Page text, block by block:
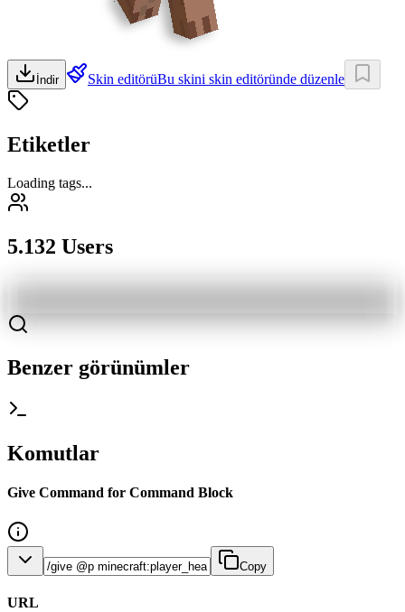
İndir Skin editörüBu skini skin editöründe düzenle
Etiketler
Loading tags...
5.132 Users
Benzer görünümler
Komutlar
Give Command for Command Block
Copy
URL